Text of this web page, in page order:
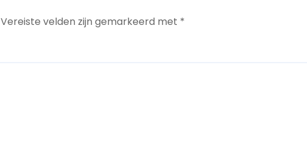
Vereiste velden zijn gemarkeerd met *